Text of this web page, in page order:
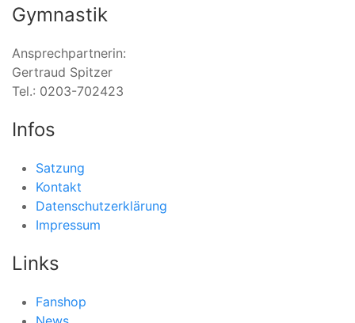
Gymnastik
Ansprechpartnerin:
Gertraud Spitzer
Tel.: 0203-702423
Infos
Satzung
Kontakt
Datenschutzerklärung
Impressum
Links
Fanshop